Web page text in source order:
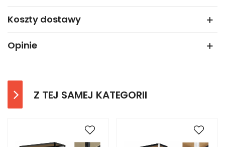
Koszty dostawy
Opinie
Z TEJ SAMEJ KATEGORII